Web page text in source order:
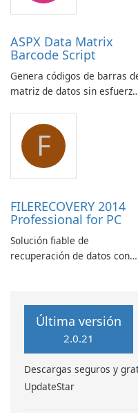
ASPX Data Matrix
Barcode Script
Genera códigos de barras
matriz de datos sin esfuerzo
barras de matriz de datos
ASPX
F
FILERECOVERY 2014
Professional for PC
Solución fiable de
recuperación de datos con
Última versión
2.0.21
Descargas seguros y
UpdateStar